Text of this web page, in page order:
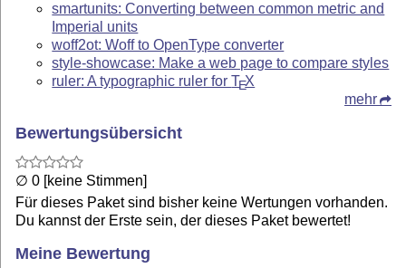
smartunits: Converting between common metric and
Imperial units
woff2ot: Woff to OpenType converter
style-showcase: Make a web page to compare styles
ruler: A typographic ruler forTEX
mehr
Bewertungsübersicht
∅ 0 [keine Stimmen]
Für dieses Paket sind bisher keine Wertungen vorhanden.
Du kannst der Erste sein, der dieses Paket bewertet!
Meine Bewertung